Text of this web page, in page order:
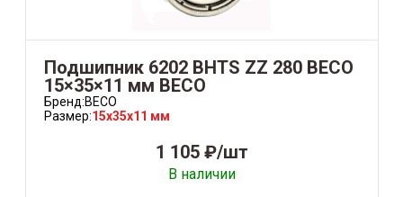
Подшипник 6202 BHTS ZZ 280 BECO
15×35×11 мм BECO
Бренд:BECO
Размер:15x35x11 мм
1 105 ₽/шт
В наличии